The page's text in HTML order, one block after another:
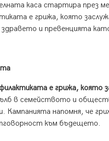
каса стартира през
е грижа, която
здравето и превенцията
е грижа, която
в семейството и
Кампанията напомня, че
към бъдещето.